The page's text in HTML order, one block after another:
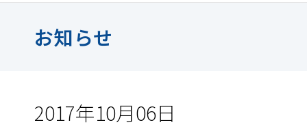
お知らせ
2017年10月06日